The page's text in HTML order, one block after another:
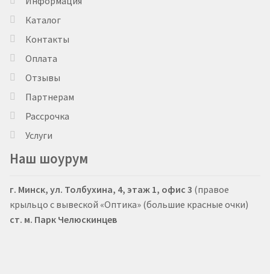
Каталог
Контакты
Оплата
Отзывы
Партнерам
Рассрочка
Услуги
Наш шоурум
г. Минск, ул. Толбухина, 4, этаж 1, офис 3 (правое
крыльцо с вывеской «Оптика» (большие красные очки)
ст. м. Парк Челюскинцев